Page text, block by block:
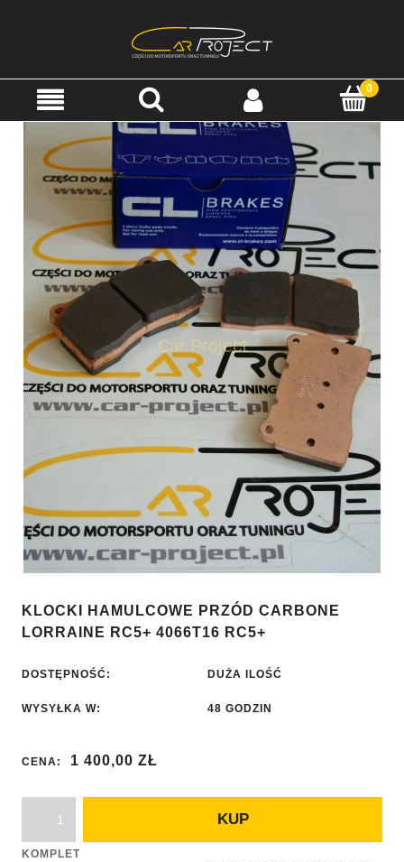
KLOCKI HAMULCOWE PRZÓD CARBONE
LORRAINE RC5+ 4066T16 RC5+
DOSTĘPNOŚĆ: DUŻA ILOŚĆ
WYSYŁKA W: 48 GODZIN
CENA: 1 400,00 ZŁ
KOMPLET
KUP